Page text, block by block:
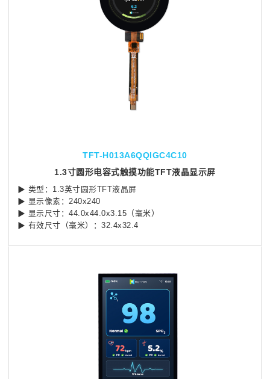
TFT-H013A6QQIGC4C10
1.3寸圆形电容式触摸功能TFT液晶显示屏
▶ 类型：1.3英寸圆形TFT液晶屏
▶ 显示像素：240x240
▶ 显示尺寸：44.0x44.0x3.15（毫米）
▶ 有效尺寸（毫米）：32.4x32.4